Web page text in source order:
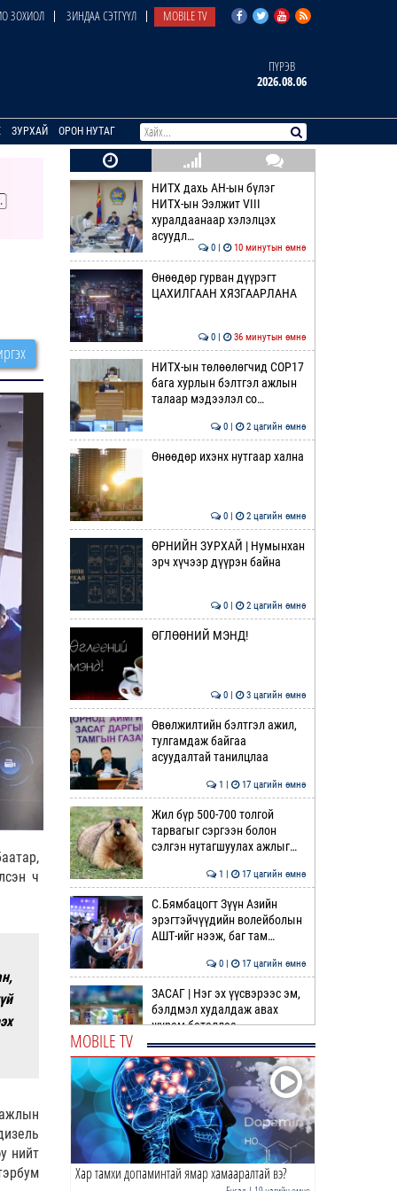
ЗОХИОЛ ЗИНДАА СЭТГҮҮЛ MOBILE TV
ПҮРЭВ
2026.08.06
ЗУРХАЙ ОРОН НУТАГ
ч
нийт
НИТХ дахь АН-ын бүлэг
НИТХ-ын Ээлжит VIII
хуралдаанаар хэлэлцэх
асуудл…
0 | 10 минутын өмнө
Өнөөдөр гурван дүүрэгт
ЦАХИЛГААН ХЯЗГААРЛАНА
0 | 36 минутын өмнө
НИТХ-ын төлөөлөгчид COP17
бага хурлын бэлтгэл ажлын
талаар мэдээлэл со…
0 | 2 цагийн өмнө
Өнөөдөр ихэнх нутгаар хална
0 | 2 цагийн өмнө
ӨРНИЙН ЗУРХАЙ | Нумынхан
эрч хүчээр дүүрэн байна
0 | 2 цагийн өмнө
ӨГЛӨӨНИЙ МЭНД!
0 | 3 цагийн өмнө
Өвөлжилтийн бэлтгэл ажил,
тулгамдаж байгаа
асуудалтай танилцлаа
1 | 17 цагийн өмнө
Жил бүр 500-700 толгой
тарвагыг сэргээн болон
сэлгэн нутагшуулах ажлыг…
1 | 17 цагийн өмнө
С.Бямбацогт Зүүн Азийн
эрэгтэйчүүдийн волейболын
АШТ-ийг нээж, баг там…
0 | 17 цагийн өмнө
ЗАСАГ | Нэг эх үүсвэрээс эм,
бэлдмэл худалдаж авах
журам баталлаа
Бүх шатанд хэмнэлтийн
горимд шилжиж, найр,
наадам, зөвлөгөөнийг
хоригл…
1 | 18 цагийн өмнө
Монгол эмэгтэйтэй нууцаар
MOBILE TV
Хар тамхи допаминтай ямар хамааралтай вэ?